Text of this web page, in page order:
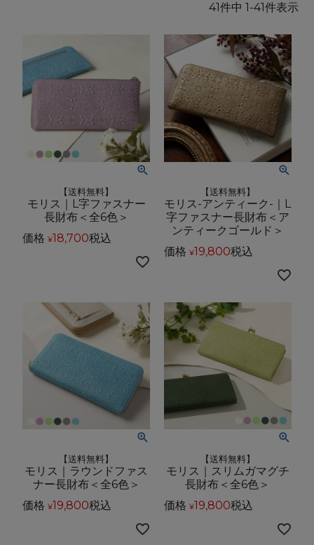
41件中 1 -41件表示
【送料無料】
モリス｜L字ファスナー
長財布＜全6色＞
価格 ¥18,700税込
【送料無料】
モリス-アンティーク-｜L
字ファスナー長財布＜ア
ンティークゴールド＞
価格 ¥19,800税込
【送料無料】
モリス｜ラウンドファス
ナー長財布＜全6色＞
価格 ¥19,800税込
【送料無料】
モリス｜スリムガマグチ
長財布＜全6色＞
価格 ¥19,800税込